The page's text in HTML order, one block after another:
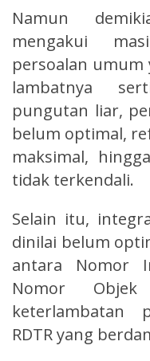
Namun
mengakui
persoalan umum
lambatnya
pungutan liar,
belum optimal,
maksimal,
tidak terkendali.
Selain itu,
dinilai belum
antara Nomor
Nomor
keterlambatan
RDTR yang